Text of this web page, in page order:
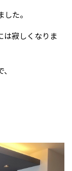
た。
は寂しくなりま